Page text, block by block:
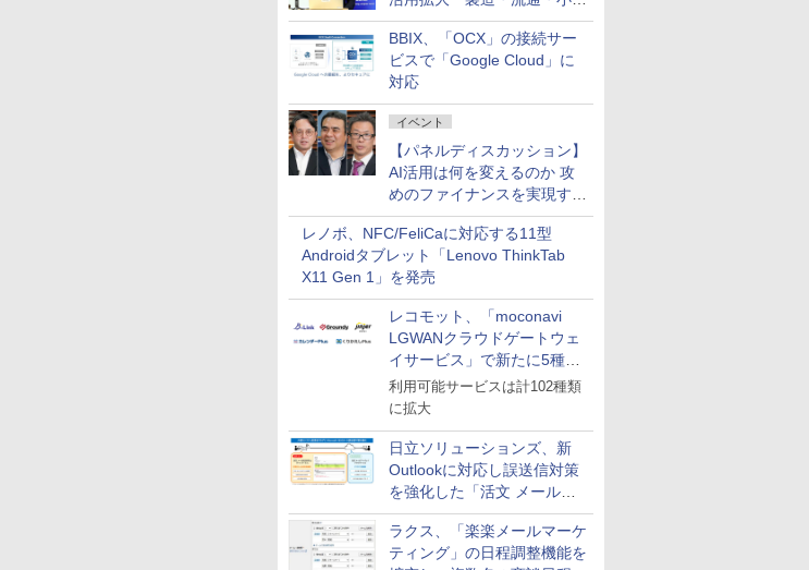
企業・広告代理店などが実装
フェーズへ
BBIX、「OCX」の接続サー
ビスで「Google Cloud」に
対応
イベント
【パネルディスカッション】
AI活用は何を変えるのか 攻
めのファイナンスを実現する
業務設計とマインドセット変
革
レノボ、NFC/FeliCaに対応する11型
Androidタブレット「Lenovo ThinkTab
X11 Gen 1」を発売
レコモット、「moconavi
LGWANクラウドゲートウェ
イサービス」で新たに5種類
のサービスと連携開始
利用可能サービスは計102種類
に拡大
日立ソリューションズ、新
Outlookに対応し誤送信対策
を強化した「活文 メール誤
送信防止アドインサービス」
を提供
ラクス、「楽楽メールマーケ
ティング」の日程調整機能を